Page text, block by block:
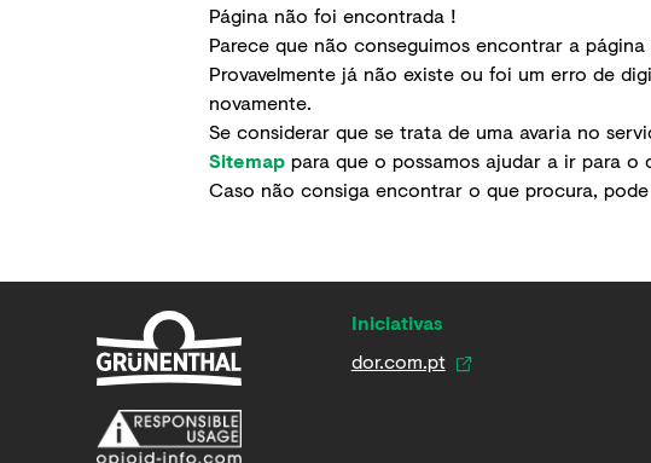
Página não foi encontrada !
Parece que não conseguimos encontrar a
Provavelmente já não existe ou foi um erro de
novamente.
Se considerar que se trata de uma avaria no
Sitemap para que o possamos ajudar a ir para
Caso não consiga encontrar o que procura,
Iniciativas
dor.com.pt